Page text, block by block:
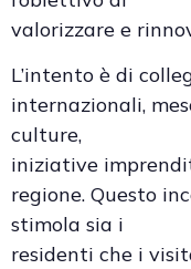
valorizzare e
L’intento è di
internazionali,
culture,
iniziative
regione. Questo
stimola sia i
residenti che i